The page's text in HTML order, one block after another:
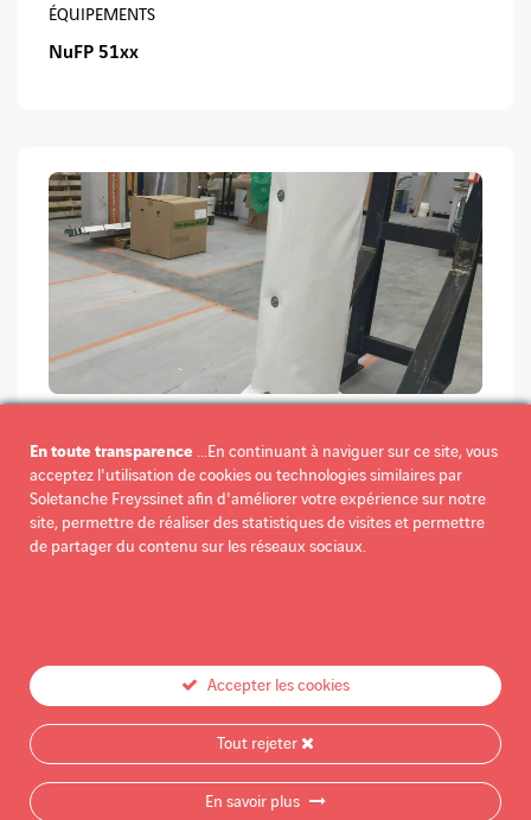
ÉQUIPEMENTS
NuFP 51xx
NuSTRUCT 5190
En toute transparence ...En continuant à naviguer sur ce site, vous
acceptez l'utilisation de cookies ou technologies similaires par
Soletanche Freyssinet afin d'améliorer votre expérience sur notre
site, permettre de réaliser des statistiques de visites et permettre
de partager du contenu sur les réseaux sociaux.
Accepter les cookies
Tout rejeter
En savoir plus